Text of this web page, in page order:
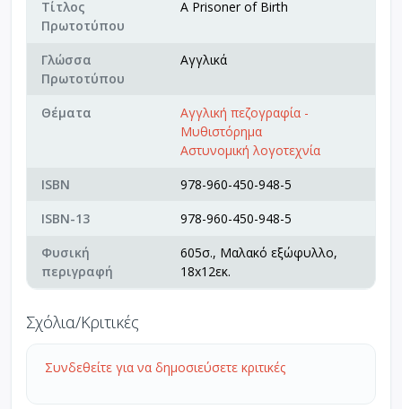
Τίτλος
Πρωτοτύπου
A Prisoner of Birth
Γλώσσα
Πρωτοτύπου
Αγγλικά
Θέματα
Αγγλική πεζογραφία -
Μυθιστόρημα
Αστυνομική λογοτεχνία
ISBN
978-960-450-948-5
ISBN-13
978-960-450-948-5
Φυσική
περιγραφή
605σ., Μαλακό εξώφυλλο,
18x12εκ.
Σχόλια/Κριτικές
Συνδεθείτε για να δημοσιεύσετε κριτικές